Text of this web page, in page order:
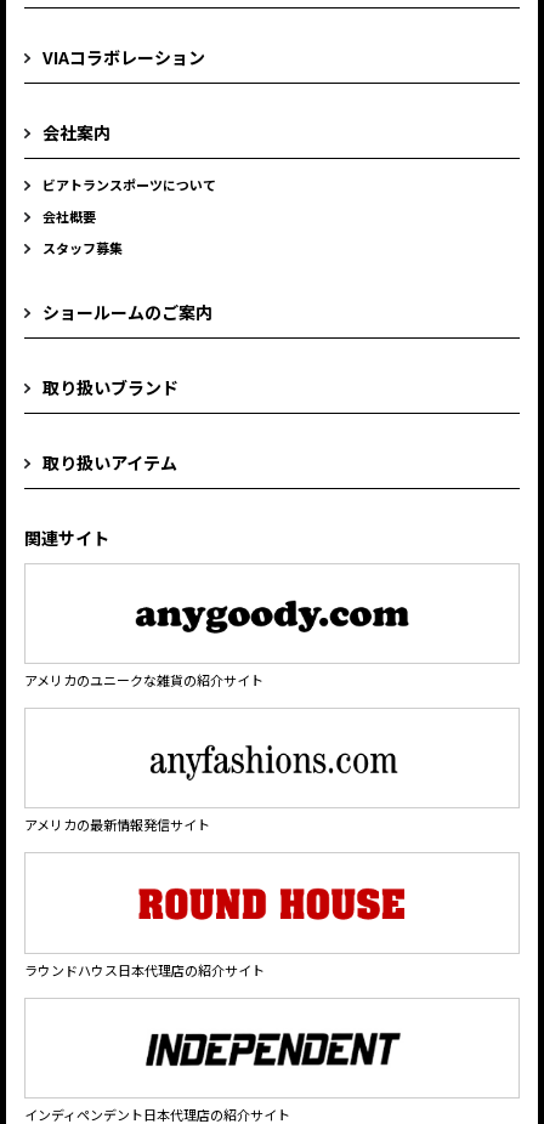
VIAコラボレーション
会社案内
ビアトランスポーツについて
会社概要
スタッフ募集
ショールームのご案内
取り扱いブランド
取り扱いアイテム
関連サイト
アメリカのユニークな雑貨の紹介サイト
アメリカの最新情報発信サイト
ラウンドハウス日本代理店の紹介サイト
インディペンデント日本代理店の紹介サイト